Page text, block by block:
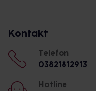
Kontakt
Telefon
03821812913
Hotline